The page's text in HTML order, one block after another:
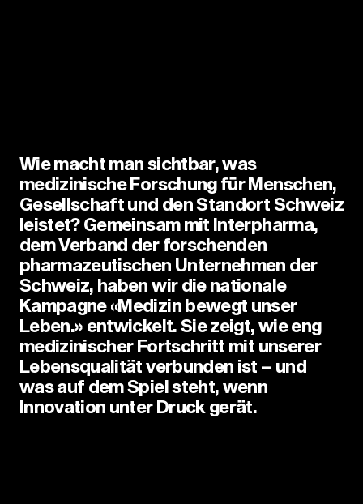
Wie macht man sichtbar, was
medizinische Forschung für Menschen,
Gesellschaft und den Standort Schweiz
leistet? Gemeinsam mit Interpharma,
dem Verband der forschenden
pharmazeutischen Unternehmen der
Schweiz, haben wir die nationale
Kampagne «Medizin bewegt unser
Leben.» entwickelt. Sie zeigt, wie eng
medizinischer Fortschritt mit unserer
Lebensqualität verbunden ist – und
was auf dem Spiel steht, wenn
Innovation unter Druck gerät.